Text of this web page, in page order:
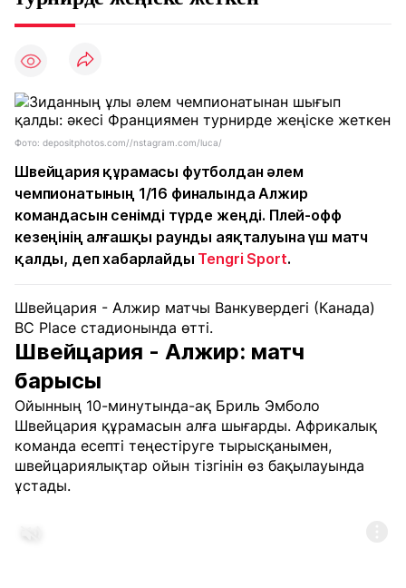
Фото: depositphotos.com//nstagram.com/luca/
Швейцария құрамасы футболдан әлем
чемпионатының 1/16 финалында Алжир
командасын сенімді түрде жеңді. Плей-офф
кезеңінің алғашқы раунды аяқталуына үш матч
қалды, деп хабарлайды Tengri Sport.
Швейцария - Алжир матчы Ванкувердегі (Канада)
BC Place стадионында өтті.
Швейцария - Алжир: матч
барысы
Ойынның 10-минутында-ақ Бриль Эмболо
Швейцария құрамасын алға шығарды. Африкалық
команда есепті теңестіруге тырысқанымен,
швейцариялықтар ойын тізгінін өз бақылауында
ұстады.